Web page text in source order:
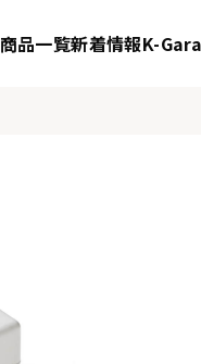
商品一覧新着情報K-